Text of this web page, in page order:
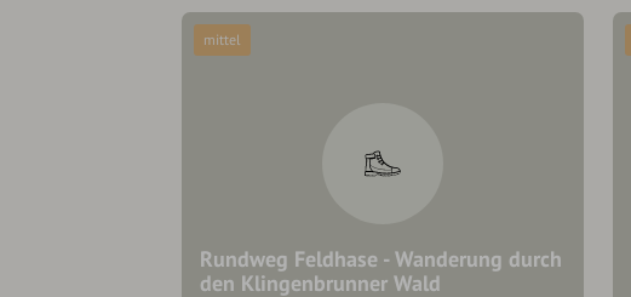
Rundweg Feldhase - Wanderung durch
den Klingenbrunner Wald
mittel